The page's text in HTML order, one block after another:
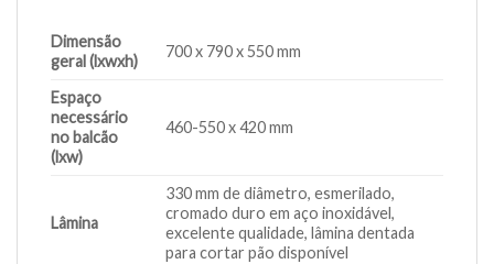
Dimensão
geral (lxwxh)
700 x 790 x 550 mm
Espaço
necessário
no balcão
(lxw)
460-550 x 420 mm
Lâmina
330 mm de diâmetro, esmerilado,
cromado duro em aço inoxidável,
excelente qualidade, lâmina dentada
para cortar pão disponível